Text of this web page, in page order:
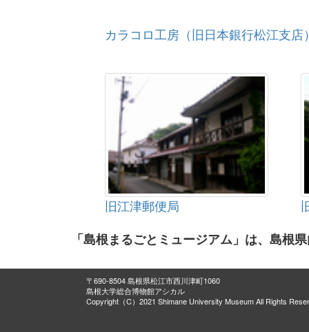
八重滝
潜戸（くけど）
稲佐の浜
嵩山（だけさん）
和久羅山（わくらやま）
琴ケ浜
平栃の滝
上ヶ畑の化石
志都の岩屋
カラコロ工房（旧日本銀行松江支店
旧江津郵便局
「島根まるごとミュージアム」は、島根
〒690-8504 島根県松江市西川津町1060
島根大学総合博物館アシカル
Copyright（C）2021 Shimane University Museum All Rights